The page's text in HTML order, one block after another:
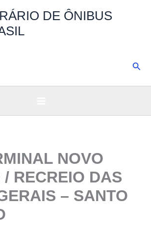
DE ÔNIBUS
NOVO
/ RECREIO DAS
– SANTO